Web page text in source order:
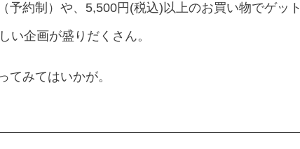
約制）や、5,500円(税込)以上のお買い物でゲット
い企画が盛りだくさん。
みてはいかが。